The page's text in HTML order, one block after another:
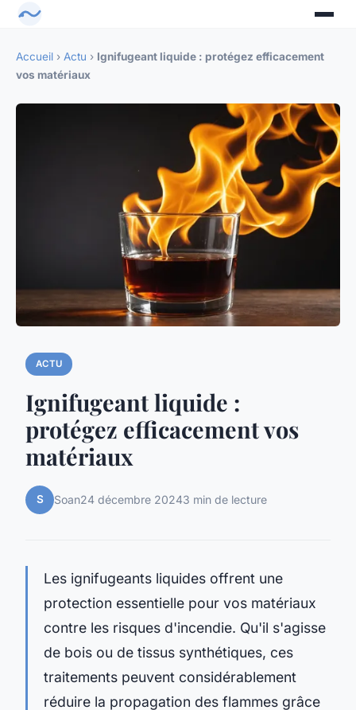
Accueil › Actu › Ignifugeant liquide : protégez efficacement
vos matériaux
ACTU
Ignifugeant liquide :
protégez efficacement vos
matériaux
S Soan24 décembre 20243 min de lecture
Les ignifugeants liquides offrent une
protection essentielle pour vos matériaux
contre les risques d'incendie. Qu'il s'agisse
de bois ou de tissus synthétiques, ces
traitements peuvent considérablement
réduire la propagation des flammes grâce